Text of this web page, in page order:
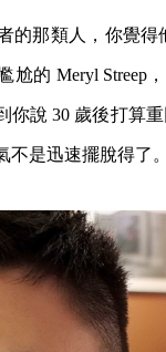
的那類人，你覺
尬的 Meryl Streep
你說 30 歲後打算
是迅速擺脫得了。